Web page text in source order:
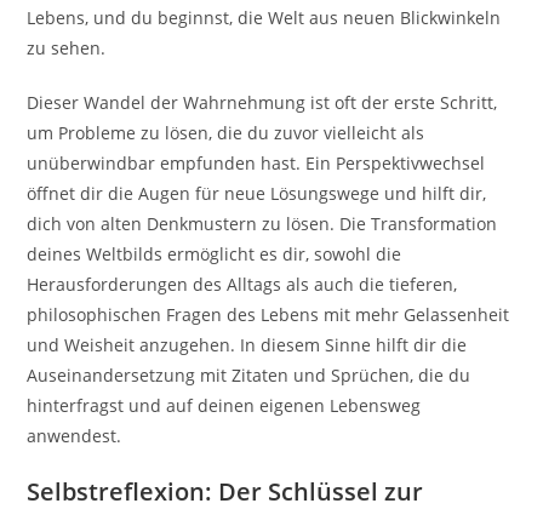
Lebens, und du beginnst, die Welt aus neuen Blickwinkeln
zu sehen.
Dieser Wandel der Wahrnehmung ist oft der erste Schritt,
um Probleme zu lösen, die du zuvor vielleicht als
unüberwindbar empfunden hast. Ein Perspektivwechsel
öffnet dir die Augen für neue Lösungswege und hilft dir,
dich von alten Denkmustern zu lösen. Die Transformation
deines Weltbilds ermöglicht es dir, sowohl die
Herausforderungen des Alltags als auch die tieferen,
philosophischen Fragen des Lebens mit mehr Gelassenheit
und Weisheit anzugehen. In diesem Sinne hilft dir die
Auseinandersetzung mit Zitaten und Sprüchen, die du
hinterfragst und auf deinen eigenen Lebensweg
anwendest.
Selbstreflexion: Der Schlüssel zur